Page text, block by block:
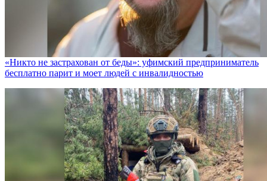
«Никто не заcтрахован от беды»: уфимский предприниматель
бесплатно парит и моет людей с инвалидностью